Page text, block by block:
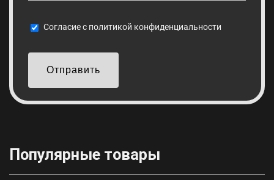
Cогласие с политикой конфиденциальности
Отправить
Популярные товары